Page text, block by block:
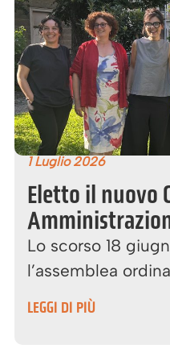
1 Luglio 2026
Eletto il nuovo
Lo scorso 18
l’assemblea
LEGGI DI PIÙ